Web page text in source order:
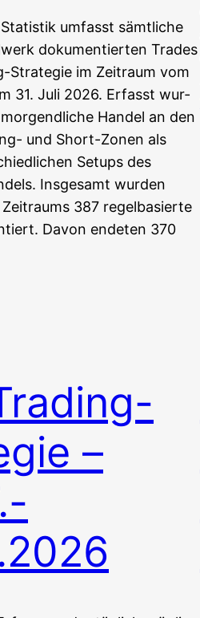
umfasst sämt­li­che
doku­men­tier­ten Trades
Stra­te­gie im Zeit­raum vom
31. Juli 2026. Erfasst wur­
Han­del an den
und Short-Zonen als
Set­ups des
Ins­ge­samt wur­den
387 regel­ba­sier­te
Davon ende­ten 370
–